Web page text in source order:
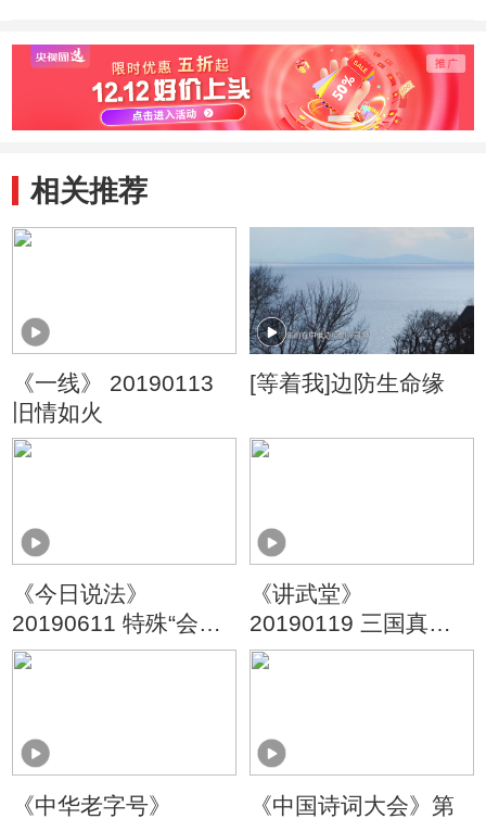
相关推荐
《一线》 20190113
旧情如火
[等着我]边防生命缘
《今日说法》
20190611 特殊“会
长”（上）
《讲武堂》
20190119 三国真相
（三） 孙权
《中华老字号》
《中国诗词大会》第